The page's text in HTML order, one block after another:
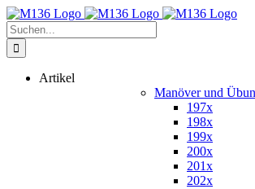
Zum
Inhalt
springen
Suche
nach:
Artikel
Manöver und
197x
198x
199x
200x
201x
202x